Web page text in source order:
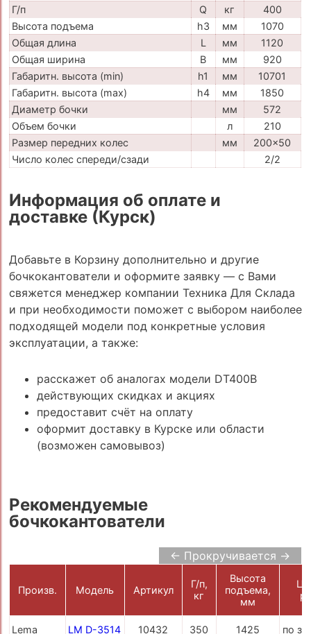
Г/п
Q кг
400
Высота подъема
h3 мм
1070
Общая длина
L мм
1120
Общая ширина
B мм
920
Габаритн. высота (min)
h1 мм
10701
Габаритн. высота (max)
h4 мм
1850
Диаметр бочки
мм
572
Объем бочки
л
210
Размер передних колес
мм
200x50
Число колес спереди/сзади
2/2
Информация об оплате и
доставке (Курск)
Добавьте в Корзину дополнительно и другие
бочкокантователи и оформите заявку — с Вами
свяжется менеджер компании Техника Для Склада
и при необходимости поможет с выбором наиболее
подходящей модели под конкретные условия
эксплуатации, а также:
расскажет об аналогах модели DT400B
действующих скидках и акциях
предоставит счёт на оплату
оформит доставку в Курске или области
(возможен самовывоз)
Рекомендуемые
бочкокантователи
← Прокручивается →
Произв. Модель Артикул
Г/п,
кг
Высота
подъема,
мм
Lema LM D-3514 10432 350 1425 по